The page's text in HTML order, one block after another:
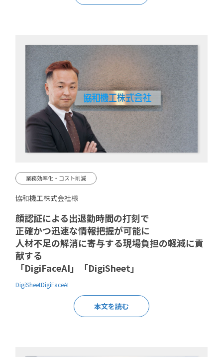
業務効率化・コスト削減
協和機工株式会社様
顔認証による出退勤時間の打刻で
正確かつ迅速な情報把握が可能に
人材不足の解消に寄与する現場負担の軽減に貢
献する
「DigiFaceAI」「DigiSheet」
DigiSheetDigiFaceAI
本文を読む